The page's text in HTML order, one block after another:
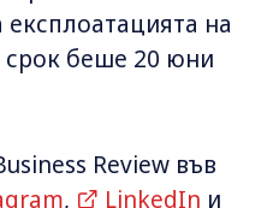
експлоатацията на
срок беше 20 юни
Review във
, LinkedIn и